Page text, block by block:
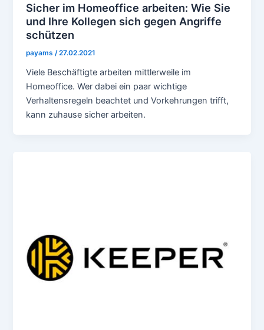
Sicher im Homeoffice arbeiten: Wie Sie
und Ihre Kollegen sich gegen Angriffe
schützen
payams/27.02.2021
Viele Beschäftigte arbeiten mittlerweile im
Homeoffice. Wer dabei ein paar wichtige
Verhaltensregeln beachtet und Vorkehrungen trifft,
kann zuhause sicher arbeiten.